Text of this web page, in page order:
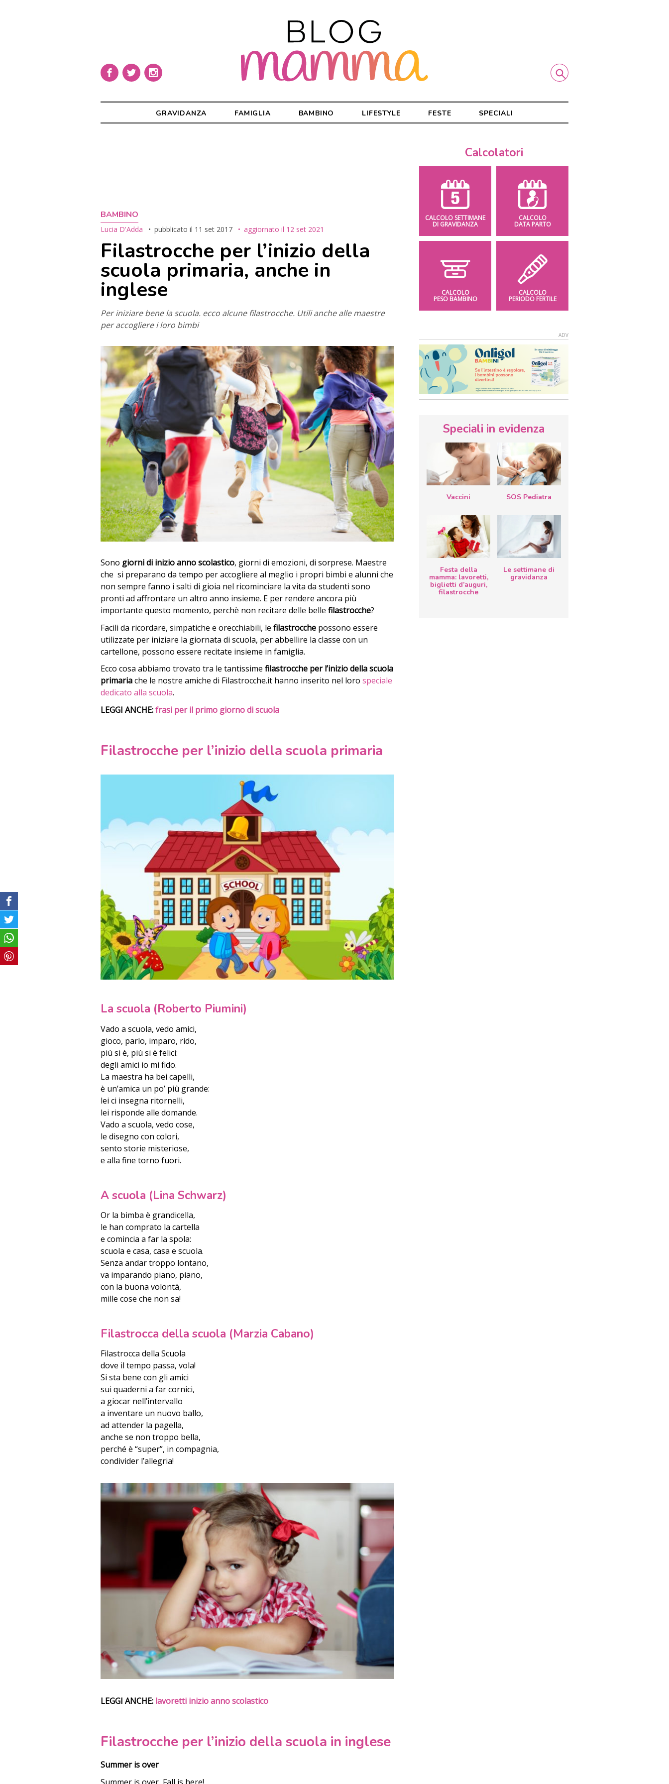
GRAVIDANZA FAMIGLIA BAMBINO LIFESTYLE FESTE SPECIALI
BAMBINO
Lucia D'Adda pubblicato il 11 set 2017 aggiornato il 12 set 2021
Filastrocche per l’inizio della
scuola primaria, anche in
inglese
Per iniziare bene la scuola. ecco alcune filastrocche. Utili anche alle maestre
per accogliere i loro bimbi
Sono giorni di inizio anno scolastico, giorni di emozioni, di sorprese. Maestre
che si preparano da tempo per accogliere al meglio i propri bimbi e alunni che
non sempre fanno i salti di gioia nel ricominciare la vita da studenti sono
pronti ad affrontare un altro anno insieme. E per rendere ancora più
importante questo momento, perchè non recitare delle belle filastrocche?
Facili da ricordare, simpatiche e orecchiabili, le filastrocche possono essere
utilizzate per iniziare la giornata di scuola, per abbellire la classe con un
cartellone, possono essere recitate insieme in famiglia.
Ecco cosa abbiamo trovato tra le tantissime filastrocche per l’inizio della scuola
primariache le nostre amiche di Filastrocche.it hanno inserito nel loro speciale
dedicato alla scuola.
LEGGI ANCHE:frasi per il primo giorno di scuola
Filastrocche per l’inizio della scuola primaria
La scuola (Roberto Piumini)
Vado a scuola, vedo amici,
gioco, parlo, imparo, rido,
più si è, più si è felici:
degli amici io mi fido.
La maestra ha bei capelli,
è un’amica un po’ più grande:
lei ci insegna ritornelli,
lei risponde alle domande.
Vado a scuola, vedo cose,
le disegno con colori,
sento storie misteriose,
e alla fine torno fuori.
A scuola (Lina Schwarz)
Or la bimba è grandicella,
le han comprato la cartella
e comincia a far la spola:
scuola e casa, casa e scuola.
Senza andar troppo lontano,
va imparando piano, piano,
con la buona volontà,
mille cose che non sa!
Filastrocca della scuola (Marzia Cabano)
Filastrocca della Scuola
dove il tempo passa, vola!
Si sta bene con gli amici
sui quaderni a far cornici,
a giocar nell’intervallo
a inventare un nuovo ballo,
ad attender la pagella,
anche se non troppo bella,
perché è “super”, in compagnia,
condivider l’allegria!
LEGGI ANCHE: lavoretti inizio anno scolastico
Filastrocche per l’inizio della scuola in inglese
Summer is over
Calcolatori
CALCOLO SETTIMANE
DI GRAVIDANZA
CALCOLO
DATA PARTO
CALCOLO
PESO BAMBINO
CALCOLO
PERIODO FERTILE
Speciali in evidenza
Vaccini SOS Pediatra
Festa della
mamma: lavoretti,
biglietti d’auguri,
filastrocche
Le settimane di
gravidanza